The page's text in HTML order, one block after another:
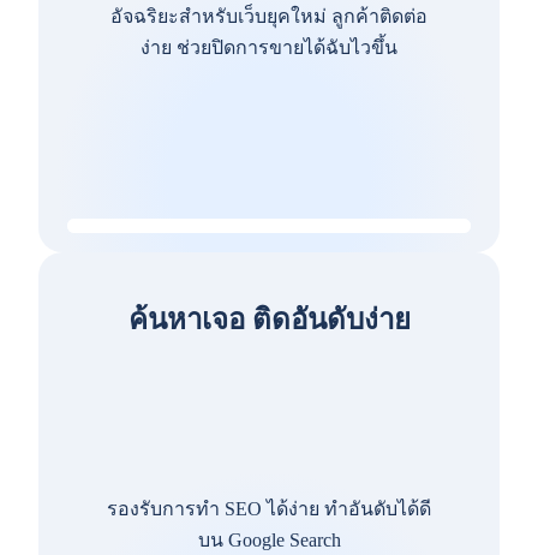
อัจฉริยะสำหรับเว็บยุคใหม่ ลูกค้าติดต่อ
ง่าย ช่วยปิดการขายได้ฉับไวขึ้น
ค้นหาเจอ ติดอันดับง่าย
รองรับการทำ SEO ได้ง่าย ทำอันดับได้ดี
บน Google Search